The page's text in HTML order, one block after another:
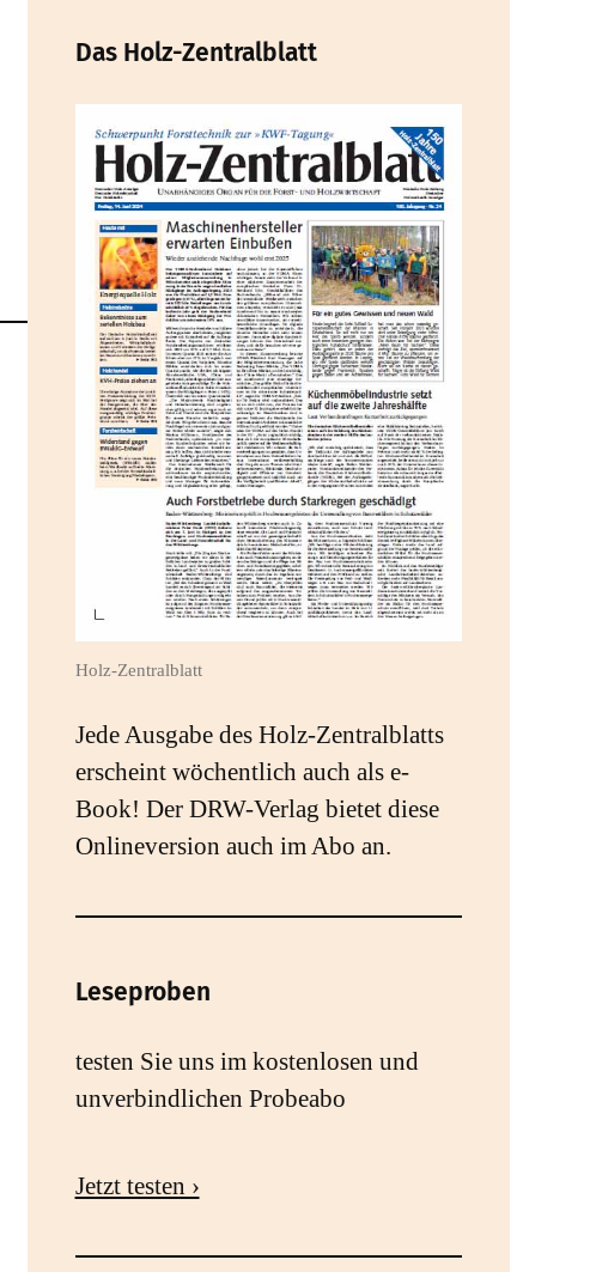
Das Holz-Zentralblatt
Holz-Zentralblatt
Jede Ausgabe des Holz-Zentralblatts
erscheint wöchentlich auch als e-
Book! Der DRW-Verlag bietet diese
Onlineversion auch im Abo an.
Leseproben
testen Sie uns im kostenlosen und
unverbindlichen Probeabo
Jetzt testen ›